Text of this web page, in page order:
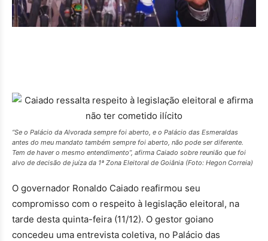
“Se o Palácio da Alvorada sempre foi aberto, e o Palácio das Esmeraldas
antes do meu mandato também sempre foi aberto, não pode ser diferente.
Tem de haver o mesmo entendimento”, afirma Caiado sobre reunião que foi
alvo de decisão de juíza da 1ª Zona Eleitoral de Goiânia (Foto: Hegon Correia)
O governador Ronaldo Caiado reafirmou seu
compromisso com o respeito à legislação eleitoral, na
tarde desta quinta-feira (11/12). O gestor goiano
concedeu uma entrevista coletiva, no Palácio das